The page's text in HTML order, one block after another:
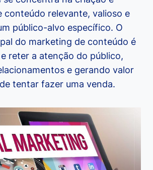
conteúdo relevante, valioso e
público-alvo específico. O
do marketing de conteúdo é
reter a atenção do público,
e gerando valor
tentar fazer uma venda.